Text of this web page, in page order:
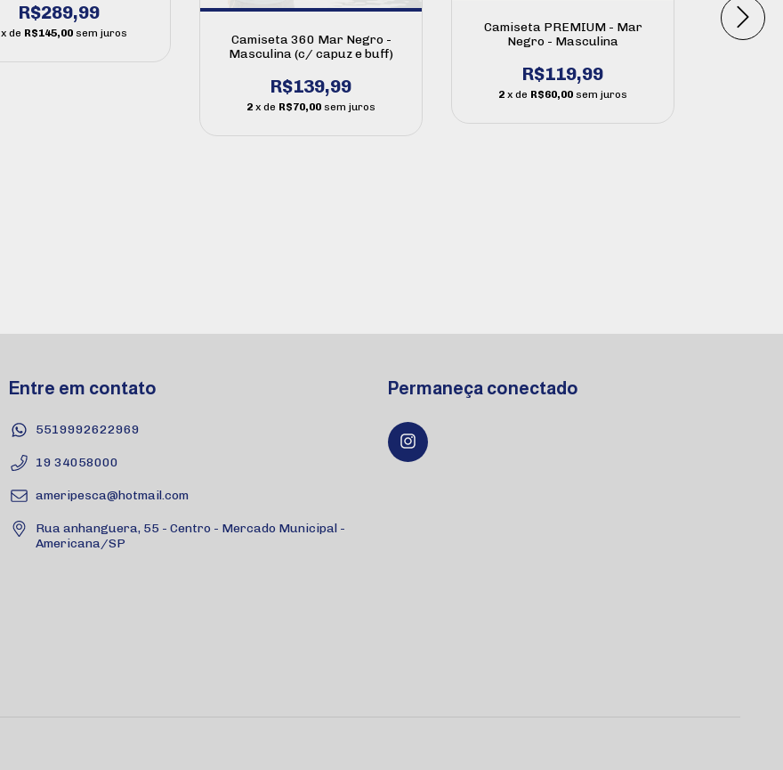
R$289,99
x de R$145,00 sem juros
Camiseta 360 Mar Negro -
Masculina (c/ capuz e buff)
R$139,99
2 x de R$70,00 sem juros
Camiseta PREMIUM - Mar
Negro - Masculina
R$119,99
2 x de R$60,00 sem juros
Calça
Entre em contato
5519992622969
19 34058000
ameripesca@hotmail.com
Rua anhanguera, 55 - Centro - Mercado Municipal -
Americana/SP
Permaneça conectado